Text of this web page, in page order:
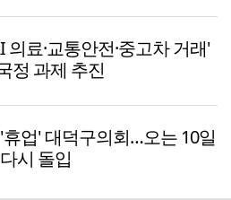
의료·교통안전·중고차 거래'
정 과제 추진
업' 대덕구의회…오는 10일
시 돌입